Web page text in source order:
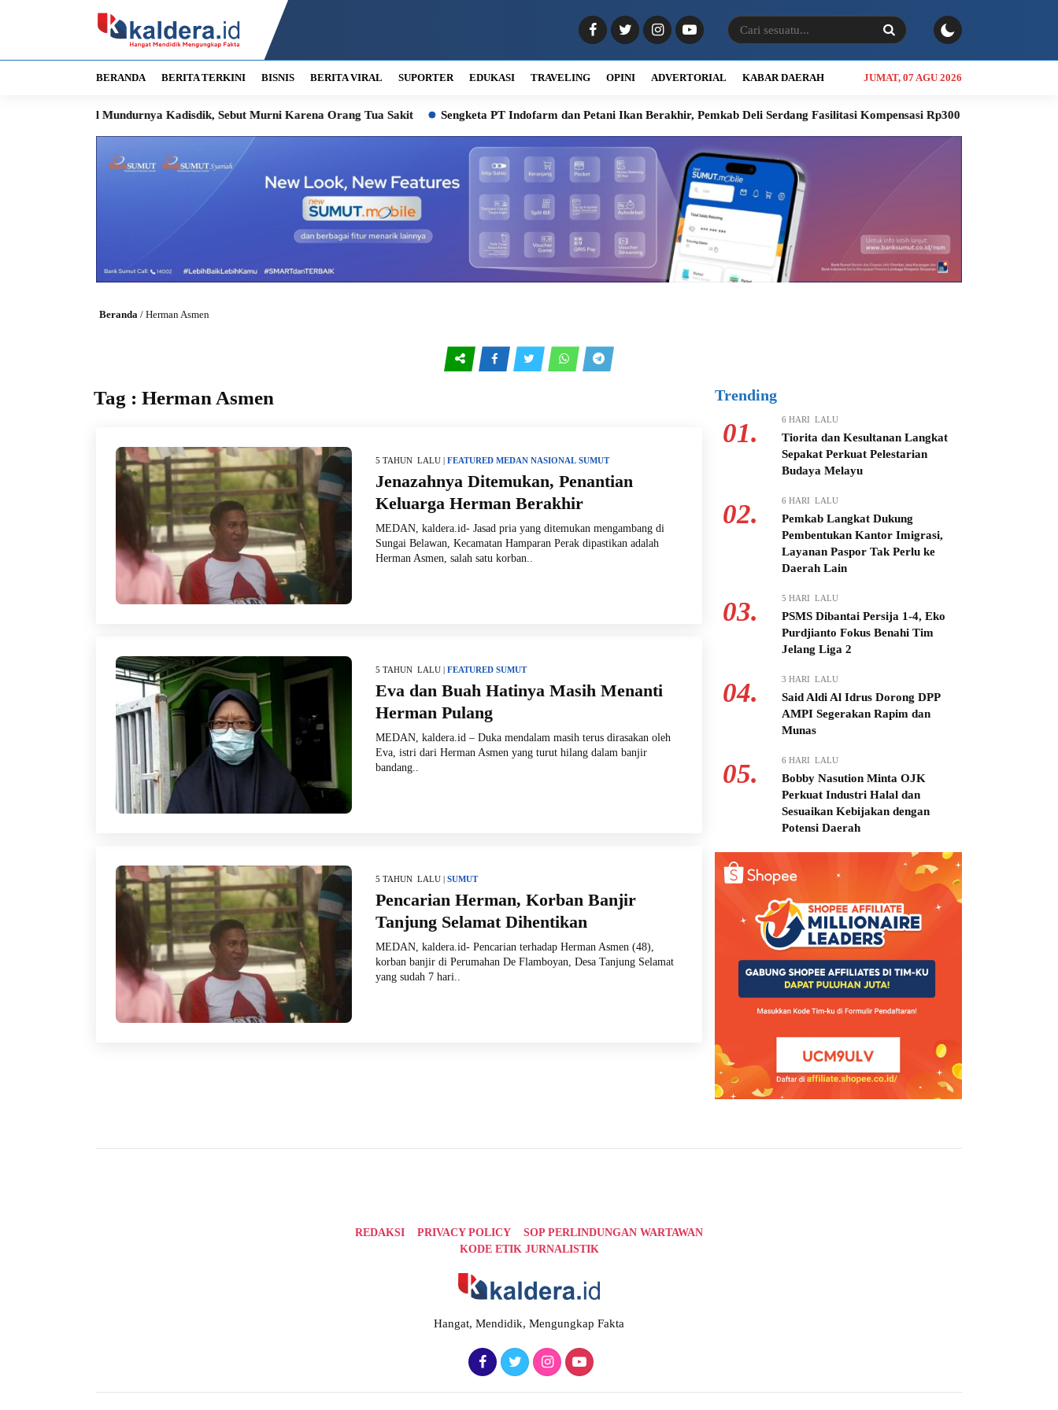
BERANDA BERITA TERKINI BISNIS BERITA VIRAL SUPORTER EDUKASI TRAVELING OPINI ADVERTORIAL KABAR DAERAH JUMAT, 07 AGU 2026
soal Mundurnya Kadisdik, Sebut Murni Karena Orang Tua Sakit Sengketa PT Indofarm dan Petani Ikan Berakhir, Pemkab Deli Serdang Fasilitasi Kompensasi Rp300 Juta
Beranda / Herman Asmen
Tag : Herman Asmen
5 TAHUN LALU | FEATURED MEDAN NASIONAL SUMUT
Jenazahnya Ditemukan, Penantian
Keluarga Herman Berakhir
MEDAN, kaldera.id- Jasad pria yang ditemukan mengambang di
Sungai Belawan, Kecamatan Hamparan Perak dipastikan adalah
Herman Asmen, salah satu korban..
5 TAHUN LALU | FEATURED SUMUT
Eva dan Buah Hatinya Masih Menanti
Herman Pulang
MEDAN, kaldera.id – Duka mendalam masih terus dirasakan oleh
Eva, istri dari Herman Asmen yang turut hilang dalam banjir
bandang..
5 TAHUN LALU | SUMUT
Pencarian Herman, Korban Banjir
Tanjung Selamat Dihentikan
MEDAN, kaldera.id- Pencarian terhadap Herman Asmen (48),
korban banjir di Perumahan De Flamboyan, Desa Tanjung Selamat
yang sudah 7 hari..
Trending
01. 6 HARI LALU
Tiorita dan Kesultanan Langkat
Sepakat Perkuat Pelestarian
Budaya Melayu
02. 6 HARI LALU
Pemkab Langkat Dukung
Pembentukan Kantor Imigrasi,
Layanan Paspor Tak Perlu ke
Daerah Lain
03. 5 HARI LALU
PSMS Dibantai Persija 1-4, Eko
Purdjianto Fokus Benahi Tim
Jelang Liga 2
04. 3 HARI LALU
Said Aldi Al Idrus Dorong DPP
AMPI Segerakan Rapim dan
Munas
05. 6 HARI LALU
Bobby Nasution Minta OJK
Perkuat Industri Halal dan
Sesuaikan Kebijakan dengan
Potensi Daerah
REDAKSI PRIVACY POLICY
SOP PERLINDUNGAN WARTAWAN
KODE ETIK JURNALISTIK
Hangat, Mendidik, Mengungkap Fakta